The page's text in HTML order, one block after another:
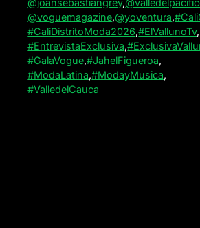
@voguemagazine,@yoventura,
#CaliDistritoModa2026,#ElVallunoTv,
#EntrevistaExclusiva,
#GalaVogue,#JahelFigueroa,
#ModaLatina,#ModayMusica,
#ValledelCauca